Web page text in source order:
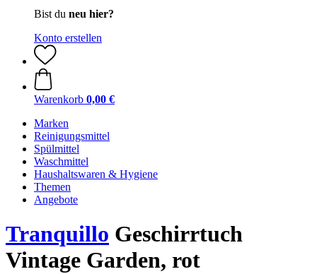
Bist du neu hier?
Konto erstellen
Warenkorb 0,00 €
Marken
Reinigungsmittel
Spülmittel
Waschmittel
Haushaltswaren & Hygiene
Themen
Angebote
Tranquillo Geschirrtuch
Vintage Garden, rot